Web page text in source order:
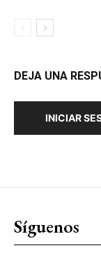
DEJA UNA
INICIAR
Síguenos